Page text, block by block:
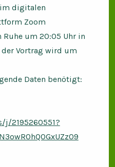
digitalen
Zoom
um 20:05 Uhr in
Vortrag wird um
Daten benötigt:
2195260551?